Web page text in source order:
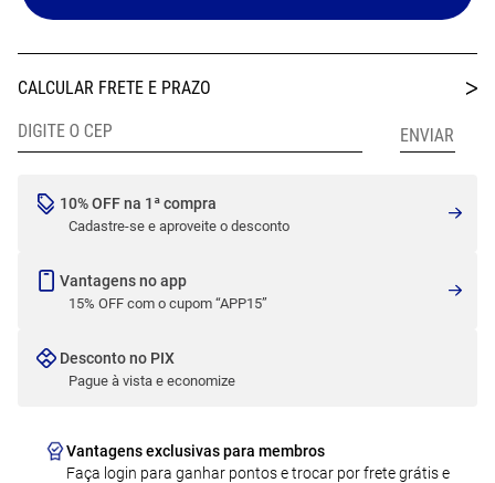
10% OFF na 1ª compra
Cadastre-se e aproveite o desconto
Vantagens no app
15% OFF com o cupom “APP15”
Desconto no PIX
Pague à vista e economize
Vantagens exclusivas para membros
Faça login para ganhar pontos e trocar por frete grátis e